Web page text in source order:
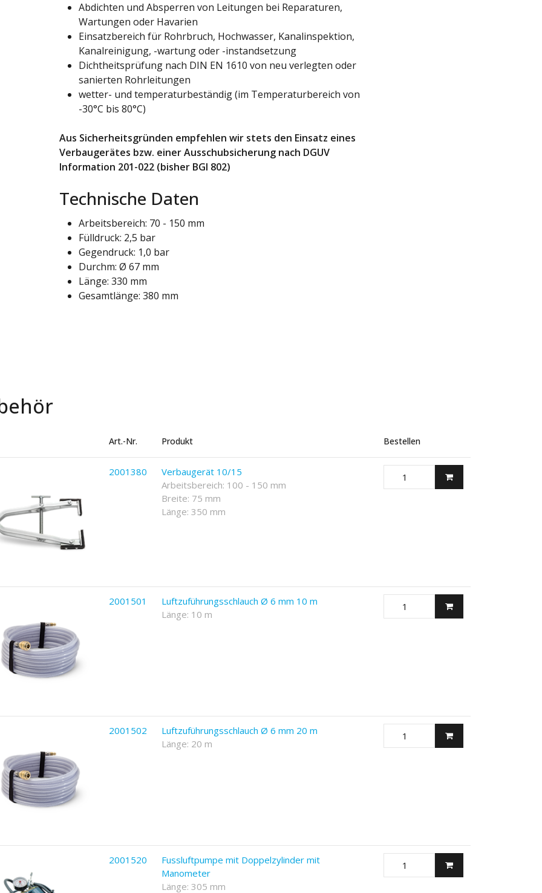
Abdichten und Absperren von Leitungen bei Reparaturen,
Wartungen oder Havarien
Einsatzbereich für Rohrbruch, Hochwasser, Kanalinspektion,
Kanalreinigung, -wartung oder -instandsetzung
Dichtheitsprüfung nach DIN EN 1610 von neu verlegten oder
sanierten Rohrleitungen
wetter- und temperaturbeständig (im Temperaturbereich von
-30°C bis 80°C)
Aus Sicherheitsgründen empfehlen wir stets den Einsatz eines
Verbaugerätes bzw. einer Ausschubsicherung nach DGUV
Information 201-022 (bisher BGI 802)
Technische Daten
Arbeitsbereich: 70 - 150 mm
Fülldruck: 2,5 bar
Gegendruck: 1,0 bar
Durchm: Ø 67 mm
Länge: 330 mm
Gesamtlänge: 380 mm
Art.-Nr. Produkt Bestellen
2001380
Verbaugerät 10/15
Arbeitsbereich: 100 - 150 mm
Breite: 75 mm
Länge: 350 mm
2001501
Luftzuführungsschlauch Ø 6 mm 10 m
Länge: 10 m
2001502
Luftzuführungsschlauch Ø 6 mm 20 m
Länge: 20 m
2001520
Fussluftpumpe mit Doppelzylinder mit
Manometer
Länge: 305 mm